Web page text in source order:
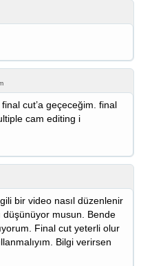
cut’a geçeceğim. final
cam editing i
bir video nasıl düzenlenir
düşünüyor musun. Bende
Final cut yeterli olur
Bilgi verirsen